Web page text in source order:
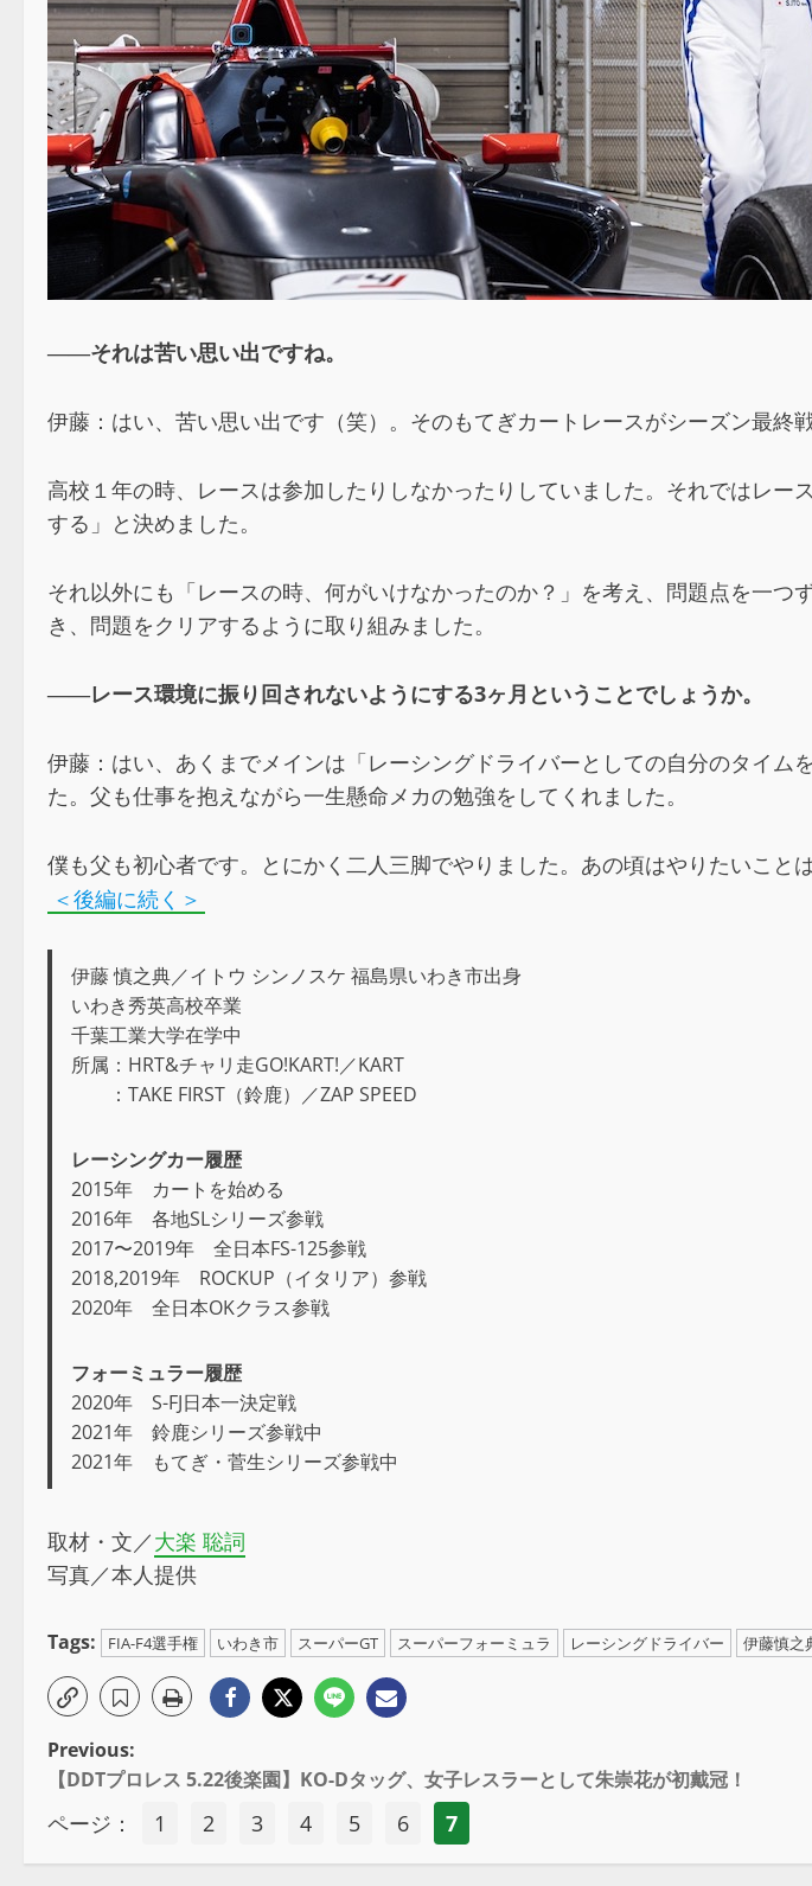
――それは苦い思い出ですね。
伊藤：はい、苦い思い出です（笑）。そのもてぎカートレースがシーズン最終
高校１年の時、レースは参加したりしなかったりしていました。それではレ
する」と決めました。
それ以外にも「レースの時、何がいけなかったのか？」を考え、問題点を一
き、問題をクリアするように取り組みました。
――レース環境に振り回されないようにする3ヶ月ということでしょうか。
伊藤：はい、あくまでメインは「レーシングドライバーとしての自分のタイ
た。父も仕事を抱えながら一生懸命メカの勉強をしてくれました。
僕も父も初心者です。とにかく二人三脚でやりました。あの頃はやりたいこと
＜後編に続く＞
伊藤 慎之典／イトウ シンノスケ 福島県いわき市出身
いわき秀英高校卒業
千葉工業大学在学中
所属：HRT&チャリ走GO!KART!／KART
：TAKE FIRST（鈴鹿）／ZAP SPEED
レーシングカー履歴
2015年 カートを始める
2016年 各地SLシリーズ参戦
2017〜2019年 全日本FS-125参戦
2018,2019年 ROCKUP（イタリア）参戦
2020年 全日本OKクラス参戦
フォーミュラー履歴
2020年 S-FJ日本一決定戦
2021年 鈴鹿シリーズ参戦中
2021年 もてぎ・菅生シリーズ参戦中
取材・文／大楽 聡詞
写真／本人提供
Tags: FIA-F4選手権 いわき市 スーパーGT スーパーフォーミュラ レーシングドライバー 伊藤慎之
Previous:
【DDTプロレス 5.22後楽園】KO-Dタッグ、女子レスラーとして朱崇花が初戴冠！
ページ： 1 2 3 4 5 6 7